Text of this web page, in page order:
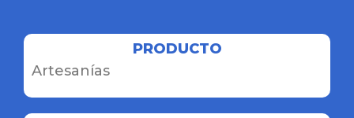
PRODUCTO
Artesanías